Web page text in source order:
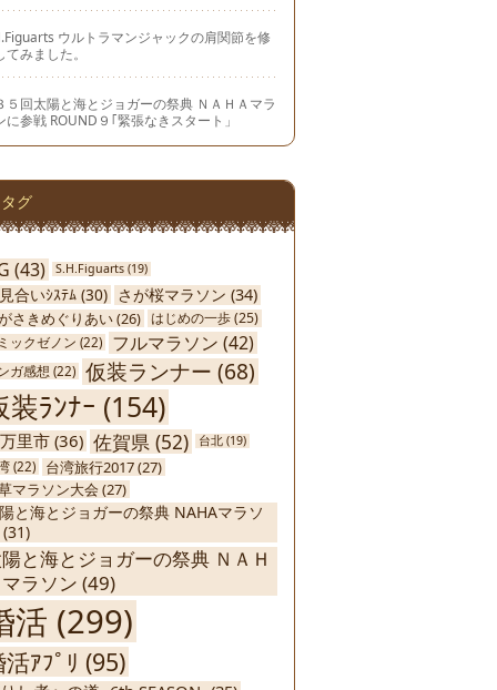
ウルトラマンジャックの肩関節を修
てみました。
５回太陽と海とジョガーの祭典 ＮＡＨＡマラ
に参戦 ROUND９｢緊張なきスタート」
タグ
(43) S.H.Figuarts (19)
合いｼｽﾃﾑ (30) さが桜マラソン (34)
さきめぐりあい(26) はじめの一歩(25)
ックゼノン (22) フルマラソン (42)
ガ感想 (22) 仮装ランナー (68)
装ﾗﾝﾅｰ (154)
里市 (36) 佐賀県 (52) 台北 (19)
(22) 台湾旅行2017(27)
マラソン大会 (27)
と海とジョガーの祭典 NAHAマラソ
(31)
と海とジョガーの祭典 ＮＡＨ
マラソン (49)
活 (299)
ｱﾌﾟﾘ (95)